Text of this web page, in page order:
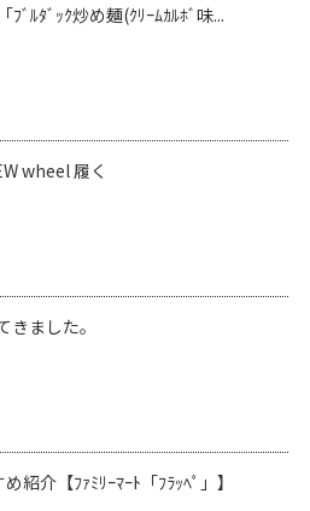
ﾌﾞﾙﾀﾞｯｸ炒め麺(ｸﾘｰﾑｶﾙﾎﾞ味...
wheel 履く
きました。
紹介【ﾌｧﾐﾘｰﾏｰﾄ「ﾌﾗｯﾍﾟ」】